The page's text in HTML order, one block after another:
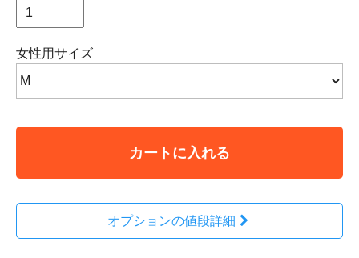
女性用サイズ
カートに入れる
オプションの値段詳細